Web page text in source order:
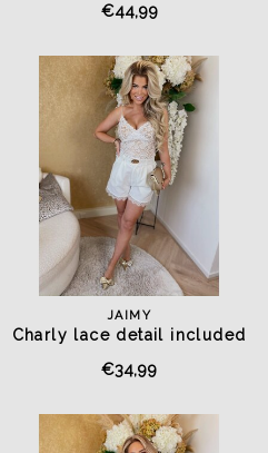
€44,99
JAIMY
Charly lace detail included
€34,99